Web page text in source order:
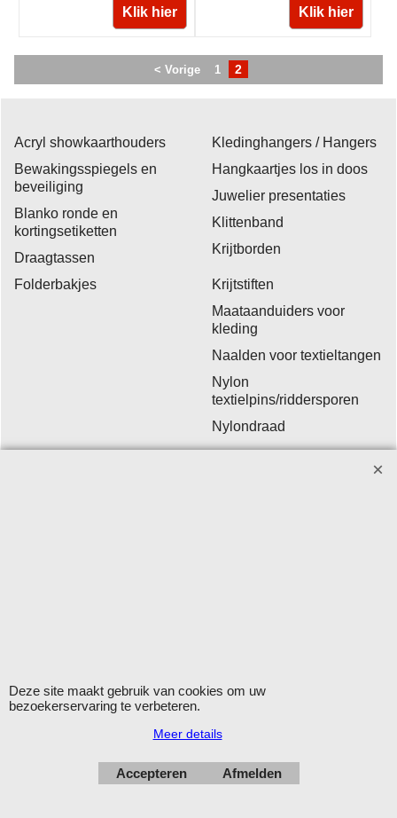
Klik hier Klik hier
< Vorige 1 2
Acryl showkaarthouders
Bewakingsspiegels en
beveiliging
Blanko ronde en
kortingsetiketten
Draagtassen
Folderbakjes
Kledinghangers / Hangers
Hangkaartjes los in doos
Juwelier presentaties
Klittenband
Krijtborden
Krijtstiften
Maataanduiders voor
kleding
Naalden voor textieltangen
Nylon
textielpins/riddersporen
Nylondraad
Winkelmateriaal - Deco Sign & Code BV
Deze site maakt gebruik van cookies om uw
bezoekerservaring te verbeteren.
Meer details
Accepteren Afmelden